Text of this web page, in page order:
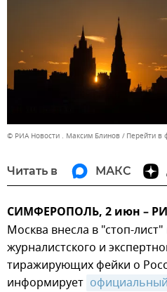
© РИА Новости . Максим Блинов Перейти в
Читать в МАКС
СИМФЕРОПОЛЬ, 2 июн –
Москва внесла в "стоп-
журналистского и
тиражирующих фейки о
информирует